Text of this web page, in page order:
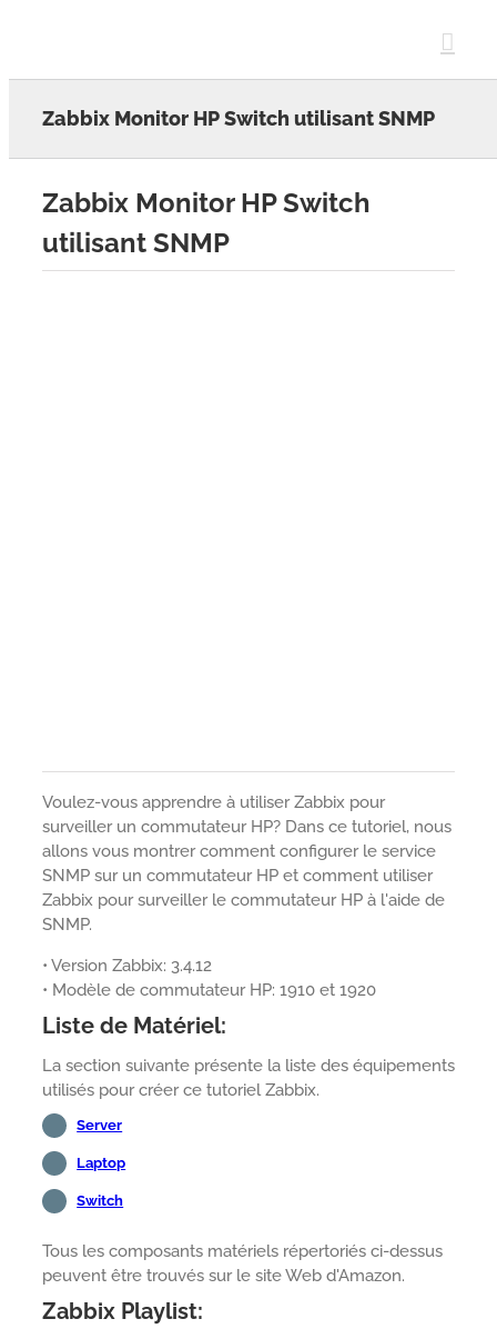
Zabbix Monitor HP Switch utilisant SNMP
Zabbix Monitor HP Switch
utilisant SNMP
Voulez-vous apprendre à utiliser Zabbix pour
surveiller un commutateur HP? Dans ce tutoriel, nous
allons vous montrer comment configurer le service
SNMP sur un commutateur HP et comment utiliser
Zabbix pour surveiller le commutateur HP à l'aide de
SNMP.
• Version Zabbix: 3.4.12
• Modèle de commutateur HP: 1910 et 1920
Liste de Matériel:
La section suivante présente la liste des équipements
utilisés pour créer ce tutoriel Zabbix.
Server
Laptop
Switch
Tous les composants matériels répertoriés ci-dessus
peuvent être trouvés sur le site Web d'Amazon.
Zabbix Playlist: